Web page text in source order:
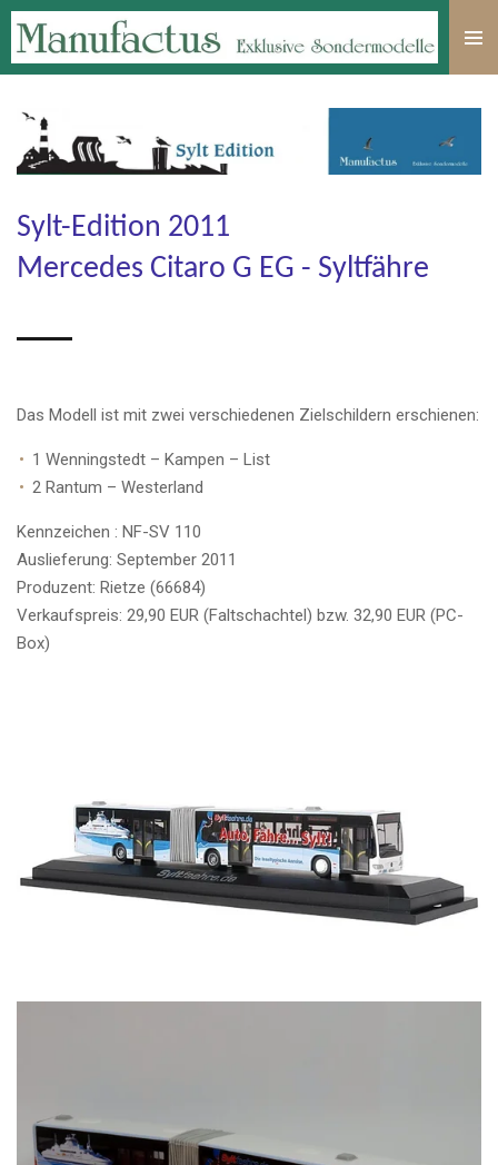
Zum
Hauptinhalt
springen
Sylt-Edition 2011
Mercedes Citaro G EG - Syltfähre
Das Modell ist mit zwei verschiedenen Zielschildern erschienen:
1 Wenningstedt – Kampen – List
2 Rantum – Westerland
Kennzeichen : NF-SV 110
Auslieferung: September 2011
Produzent: Rietze (66684)
Verkaufspreis: 29,90 EUR (Faltschachtel) bzw. 32,90 EUR (PC-
Box)